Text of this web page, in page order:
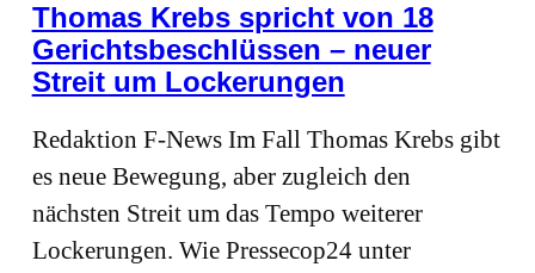
Thomas Krebs spricht von 18
Gerichtsbeschlüssen – neuer
Streit um Lockerungen
Redaktion F-News Im Fall Thomas Krebs gibt
es neue Bewegung, aber zugleich den
nächsten Streit um das Tempo weiterer
Lockerungen. Wie Pressecop24 unter